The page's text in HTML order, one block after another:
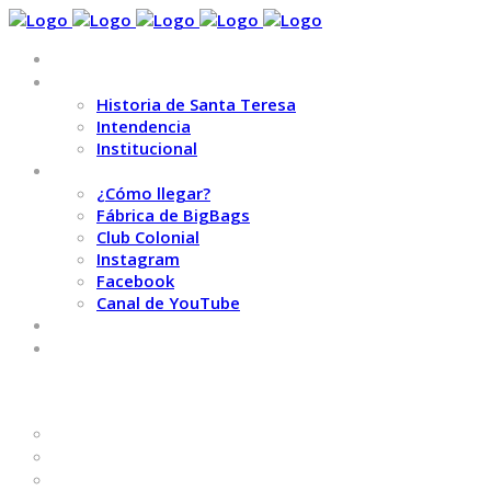
Historia de Santa Teresa
Intendencia
Institucional
¿Cómo llegar?
Fábrica de BigBags
Club Colonial
Instagram
Facebook
Canal de YouTube